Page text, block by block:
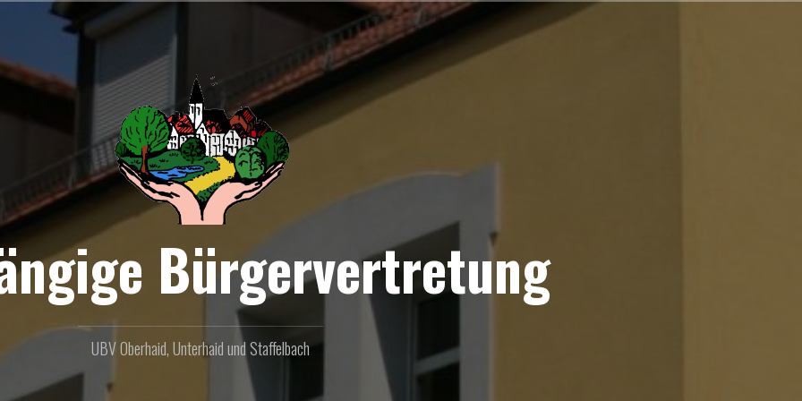
Bürgervertretung
UBV Oberhaid, Unterhaid und Staffelbach